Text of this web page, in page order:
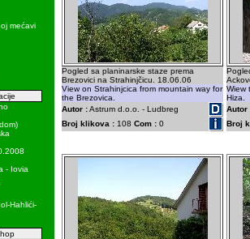
mećavi
- Iovia
Hahlići-
Pogled sa planinarske staze prema
Brezovici na Strahinjčicu. 18.06.06
View on Strahinjcica from mountain way for
the Brezovica.
Autor :Astrum d.o.o. - Ludbreg
Broj klikova : 108 Com : 0
Wiew
Hiza.
Autor
Broj